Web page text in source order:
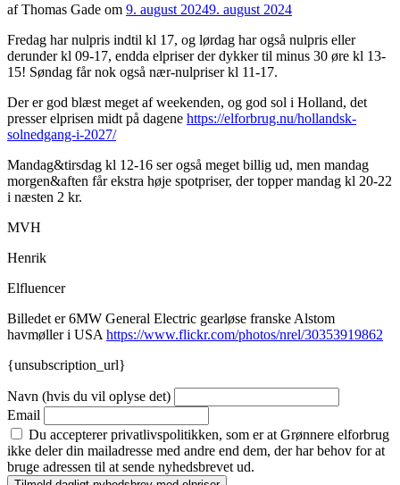
af Thomas Gade om 9. august 20249. august 2024
Fredag har nulpris indtil kl 17, og lørdag har også nulpris eller
derunder kl 09-17, endda elpriser der dykker til minus 30 øre kl 13-
15! Søndag får nok også nær-nulpriser kl 11-17.
Der er god blæst meget af weekenden, og god sol i Holland, det
presser elprisen midt på dagene https://elforbrug.nu/hollandsk-
solnedgang-i-2027/
Mandag&tirsdag kl 12-16 ser også meget billig ud, men mandag
morgen&aften får ekstra høje spotpriser, der topper mandag kl 20-22
i næsten 2 kr.
MVH
Henrik
Elfluencer
Billedet er 6MW General Electric gearløse franske Alstom
havmøller i USA https://www.flickr.com/photos/nrel/30353919862
{unsubscription_url}
Navn (hvis du vil oplyse det)
Email
Du accepterer privatlivspolitikken, som er at Grønnere elforbrug
ikke deler din mailadresse med andre end dem, der har behov for at
bruge adressen til at sende nyhedsbrevet ud.